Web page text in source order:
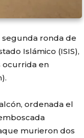
segunda ronda de
Islámico (ISIS),
ocurrida en
ordenada el
murieron dos